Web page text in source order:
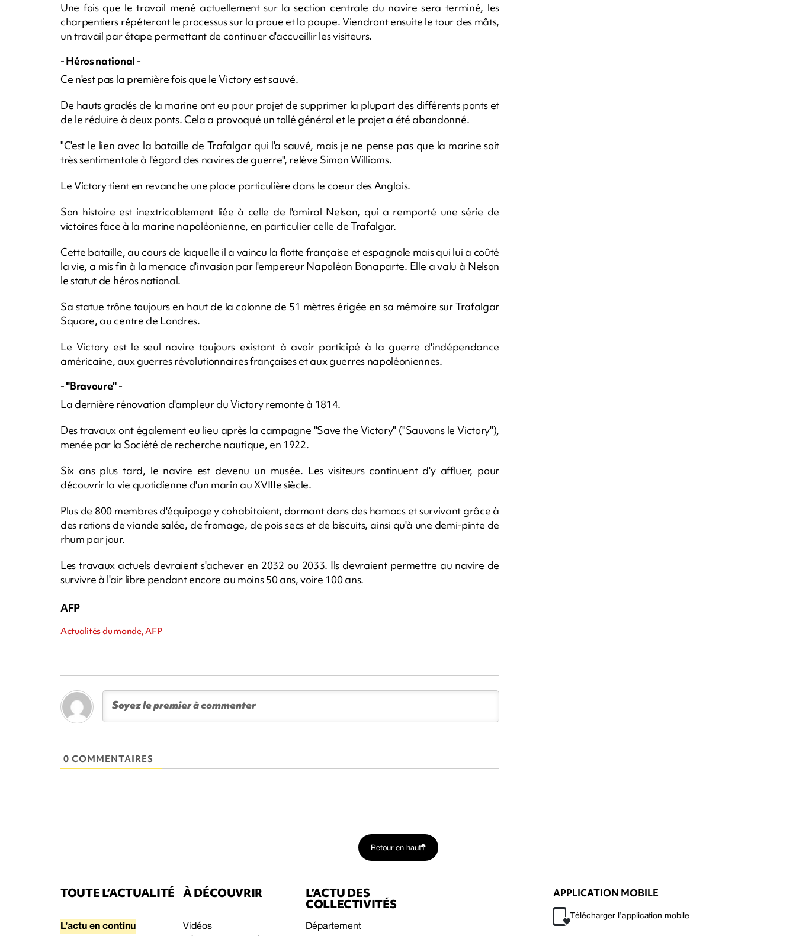
Une fois que le travail mené actuellement sur la section centrale du navire sera terminé, les
charpentiers répéteront le processus sur la proue et la poupe. Viendront ensuite le tour des mâts,
un travail par étape permettant de continuer d'accueillir les visiteurs.
- Héros national -
Ce n'est pas la première fois que le Victory est sauvé.
De hauts gradés de la marine ont eu pour projet de supprimer la plupart des différents ponts et
de le réduire à deux ponts. Cela a provoqué un tollé général et le projet a été abandonné.
"C'est le lien avec la bataille de Trafalgar qui l'a sauvé, mais je ne pense pas que la marine soit
très sentimentale à l'égard des navires de guerre", relève Simon Williams.
Le Victory tient en revanche une place particulière dans le coeur des Anglais.
Son histoire est inextricablement liée à celle de l'amiral Nelson, qui a remporté une série de
victoires face à la marine napoléonienne, en particulier celle de Trafalgar.
Cette bataille, au cours de laquelle il a vaincu la flotte française et espagnole mais qui lui a coûté
la vie, a mis fin à la menace d'invasion par l'empereur Napoléon Bonaparte. Elle a valu à Nelson
le statut de héros national.
Sa statue trône toujours en haut de la colonne de 51 mètres érigée en sa mémoire sur Trafalgar
Square, au centre de Londres.
Le Victory est le seul navire toujours existant à avoir participé à la guerre d'indépendance
américaine, aux guerres révolutionnaires françaises et aux guerres napoléoniennes.
- "Bravoure" -
La dernière rénovation d'ampleur du Victory remonte à 1814.
Des travaux ont également eu lieu après la campagne "Save the Victory" ("Sauvons le Victory"),
menée par la Société de recherche nautique, en 1922.
Six ans plus tard, le navire est devenu un musée. Les visiteurs continuent d'y affluer, pour
découvrir la vie quotidienne d'un marin au XVIIIe siècle.
Plus de 800 membres d'équipage y cohabitaient, dormant dans des hamacs et survivant grâce à
des rations de viande salée, de fromage, de pois secs et de biscuits, ainsi qu'à une demi-pinte de
rhum par jour.
Les travaux actuels devraient s'achever en 2032 ou 2033. Ils devraient permettre au navire de
survivre à l'air libre pendant encore au moins 50 ans, voire 100 ans.
AFP
Actualités du monde, AFP
0 COMMENTAIRES
Retour en haut
TOUTE L’ACTUALITÉ
L’actu en continu
À DÉCOUVRIR
Vidéos
L’ACTU DES
COLLECTIVITÉS
Département
APPLICATION MOBILE
Télécharger l’application mobile